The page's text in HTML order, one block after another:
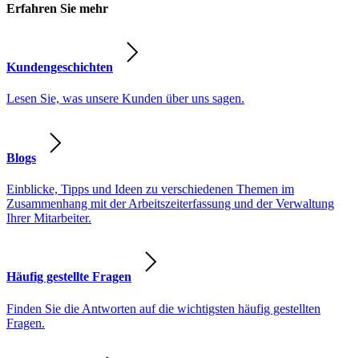
Erfahren Sie mehr
Kundengeschichten
Lesen Sie, was unsere Kunden über uns sagen.
Blogs
Einblicke, Tipps und Ideen zu verschiedenen Themen im
Zusammenhang mit der Arbeitszeiterfassung und der Verwaltung
Ihrer Mitarbeiter.
Häufig gestellte Fragen
Finden Sie die Antworten auf die wichtigsten häufig gestellten
Fragen.